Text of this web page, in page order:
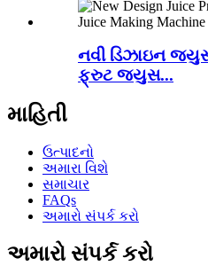
નવી ડિઝાઇન
ફ્રુટ જ્યુસ...
માહિતી
ઉત્પાદનો
અમારા વિશે
સમાચાર
FAQs
અમારો સંપર્ક કરો
અમારો સંપર્ક કરો